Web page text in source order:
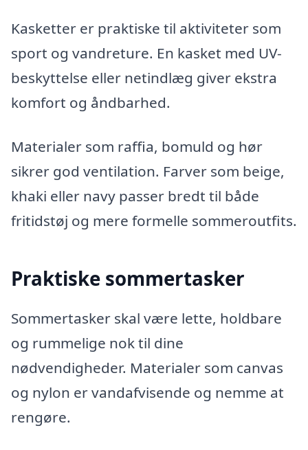
Kasketter er praktiske til aktiviteter som
sport og vandreture. En kasket med UV-
beskyttelse eller netindlæg giver ekstra
komfort og åndbarhed.
Materialer som raffia, bomuld og hør
sikrer god ventilation. Farver som beige,
khaki eller navy passer bredt til både
fritidstøj og mere formelle sommeroutfits.
Praktiske sommertasker
Sommertasker skal være lette, holdbare
og rummelige nok til dine
nødvendigheder. Materialer som canvas
og nylon er vandafvisende og nemme at
rengøre.